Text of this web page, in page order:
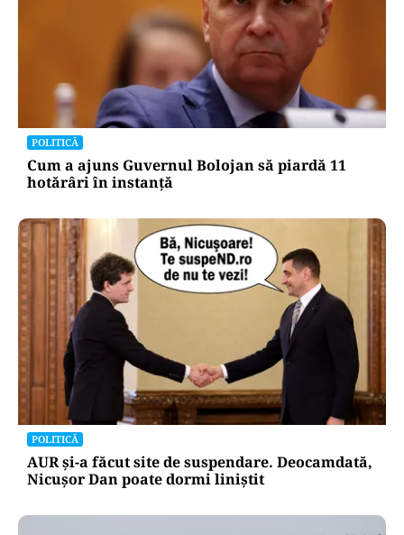
POLITICĂ
Cum a ajuns Guvernul Bolojan să piardă 11
hotărâri în instanță
POLITICĂ
AUR și-a făcut site de suspendare. Deocamdată,
Nicușor Dan poate dormi liniștit